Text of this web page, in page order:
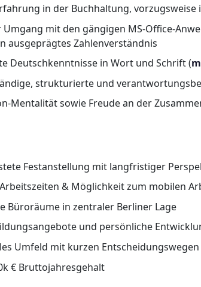
in der Buchhaltung,
Umgang mit den gängigen MS-Office-
ausgeprägtes Zahlenverständnis
Deutschkenntnisse in Wort und Schrift (
strukturierte und
Mentalität sowie Freude an der
Festanstellung mit langfristiger
& Möglichkeit zum mobilen
Büroräume in zentraler Berliner Lage
und persönliche
Umfeld mit kurzen Entscheidungswegen
€ Bruttojahresgehalt